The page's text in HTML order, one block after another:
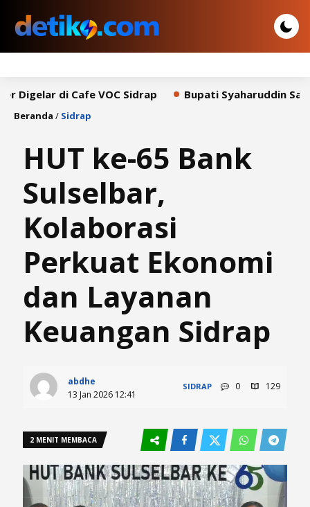
di Cafe VOC Sidrap Bupati Syaharuddin Sampaikan
Beranda / Sidrap
HUT ke-65 Bank
Sulselbar,
Kolaborasi
Perkuat Ekonomi
dan Layanan
Keuangan Sidrap
abdhe
13 Jan 2026 12:41
SIDRAP 0 129
2 MENIT MEMBACA